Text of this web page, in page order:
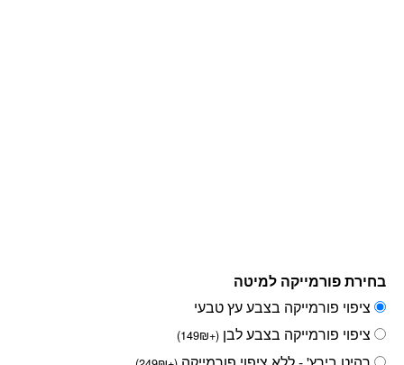
בחירת פורמייקה למיטה
ציפוי פורמייקה בצבע עץ טבעי
ציפוי פורמייקה בצבע לבן (
+
₪
149
)